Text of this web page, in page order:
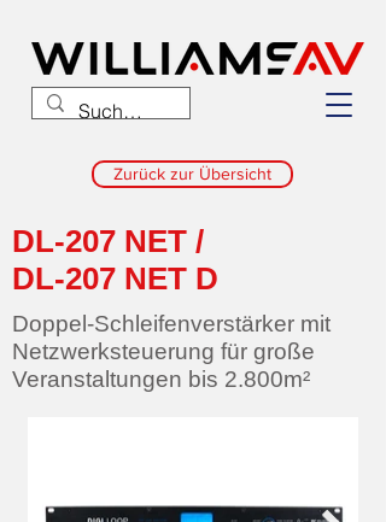
Zurück zur Übersicht
DL-207 NET /
DL-207 NET D
Doppel-Schleifenverstärker mit
Netzwerksteuerung für große
Veranstaltungen bis 2.800m²